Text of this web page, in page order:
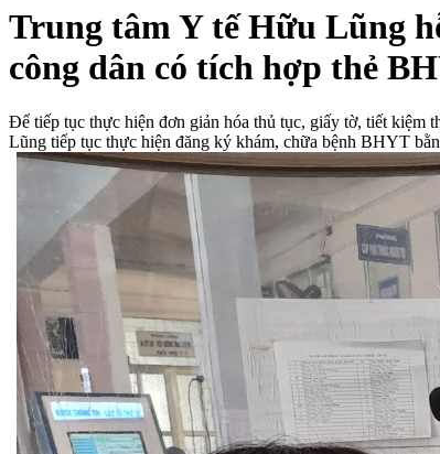
Trung tâm Y tế Hữu Lũng
công dân có tích hợp thẻ
Để tiếp tục thực hiện đơn giản hóa thủ tục, giấy tờ, tiết kiệm
Lũng tiếp tục thực hiện đăng ký khám, chữa bệnh BHYT